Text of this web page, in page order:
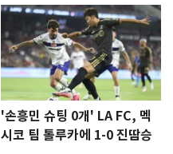
'손흥민 슈팅 0개' LA FC, 멕
시코 팀 톨루카에 1-0 진땀승